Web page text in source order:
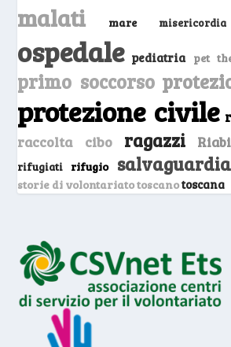
malati mare misericordia
ospedale pediatria pet
primo soccorso
protezione civile
raccolta cibo ragazzi
rifugiati
rifugio salvaguardia
storie di volontariato toscanotoscana